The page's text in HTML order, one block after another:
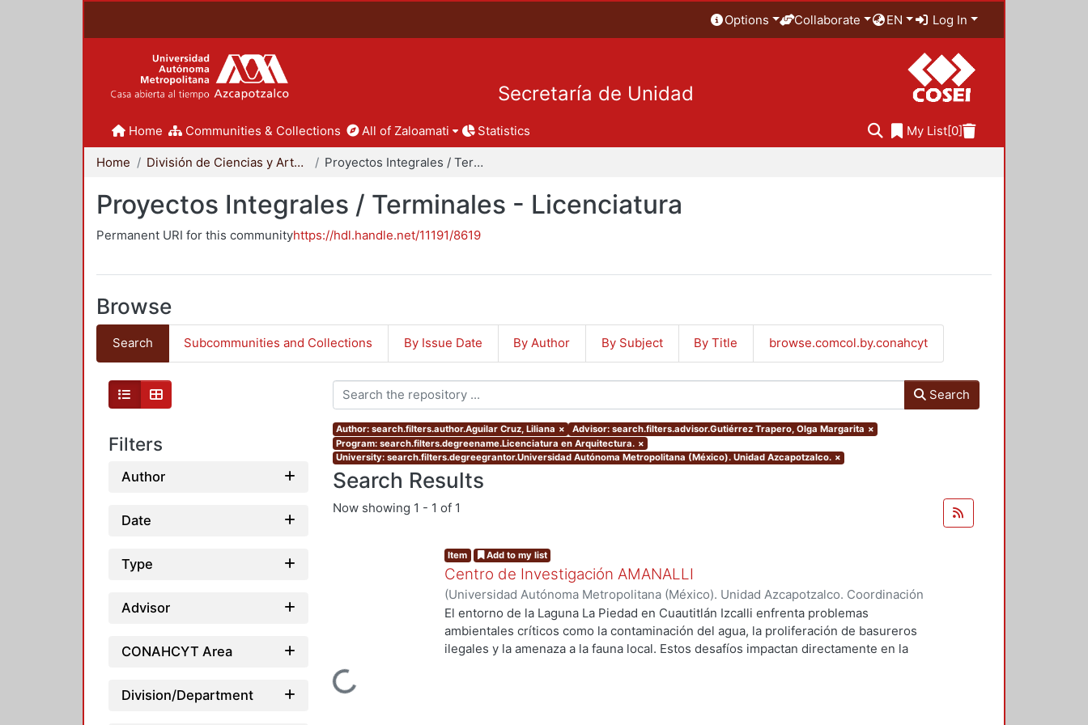
Options Collaborate EN Log In
Secretaría de Unidad
Home Communities & Collections All of Zaloamati Statistics My List[0]
Home División de Ciencias y Artes para el Diseño Proyectos Integrales / Terminales - Licenciatura
Proyectos Integrales / Terminales - Licenciatura
Permanent URI for this communityhttps://hdl.handle.net/11191/8619
Browse
Search Subcommunities and Collections By Issue Date By Author By Subject By Title browse.comcol.by.conahcyt
Filters
Author
Date
Type
Advisor
CONAHCYT Area
Division/Department
Search
Author: search.filters.author.Aguilar Cruz, Liliana × Advisor: search.filters.advisor.Gutiérrez Trapero, Olga Margarita ×
Program: search.filters.degreename.Licenciatura en Arquitectura. ×
University: search.filters.degreegrantor.Universidad Autónoma Metropolitana (México). Unidad Azcapotzalco. ×
Search Results
Now showing 1 - 1 of 1
Loading...
Item Add to my list
Centro de Investigación AMANALLI
(Universidad Autónoma Metropolitana (México). Unidad Azcapotzalco. Coordinación
de Servicios de Información.,2024)Aguilar Cruz, Liliana;Domínguez Hernández,
Carlos Daniel
El entorno de la Laguna La Piedad en Cuautitlán Izcalli enfrenta problemas
ambientales críticos como la contaminación del agua, la proliferación de basureros
ilegales y la amenaza a la fauna local. Estos desafíos impactan directamente en la